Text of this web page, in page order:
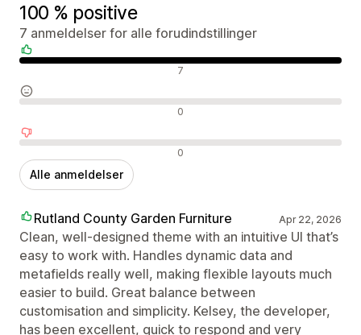
100 % positive
7 anmeldelser for alle forudindstillinger
Positive anmeldelser 7
Neutrale anmeldelser 0
Negative anmeldelser 0
Alle anmeldelser
Rutland County Garden Furniture Apr 22, 2026
Clean, well-designed theme with an intuitive UI that’s
easy to work with. Handles dynamic data and
metafields really well, making flexible layouts much
easier to build. Great balance between
customisation and simplicity. Kelsey, the developer,
has been excellent, quick to respond and very